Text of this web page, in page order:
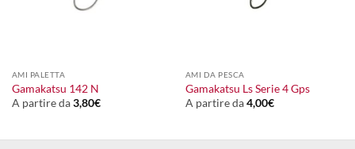
AMI PALETTA
Gamakatsu 142 N
A partire da3,80€
AMI DA PESCA
Gamakatsu Ls Serie 4 Gps
A partire da4,00€